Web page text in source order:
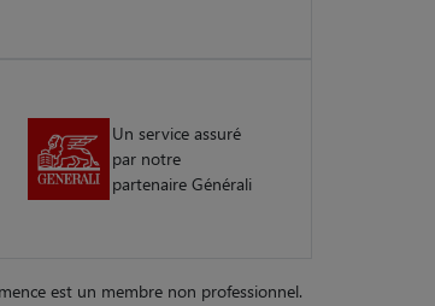
Un service assuré
par notre
partenaire Générali
est un membre non professionnel.